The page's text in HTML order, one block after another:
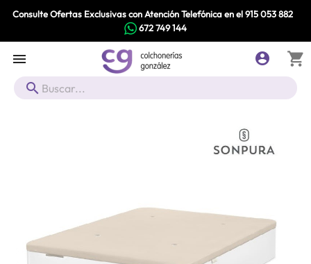
Consulte Ofertas Exclusivas con Atención Telefónica en el915 053 882
672 749 144
 shopping_cart

